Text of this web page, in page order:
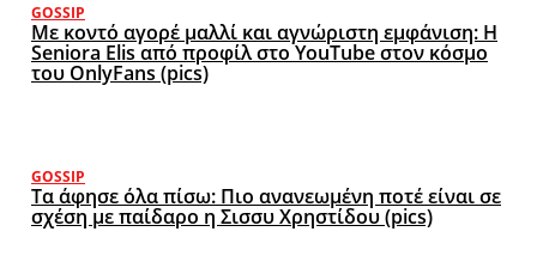
GOSSIP
Με κοντό αγορέ μαλλί και αγνώριστη εμφάνιση: Η
Seniora Elis από προφίλ στο YouTube στον κόσμο
του OnlyFans (pics)
GOSSIP
Τα άφησε όλα πίσω: Πιο ανανεωμένη ποτέ είναι σε
σχέση με παίδαρο η Σισσυ Χρηστίδου (pics)